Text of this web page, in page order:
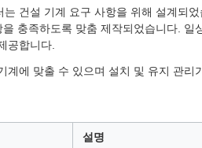
건설 기계 요구 사항을 위해 설계되
충족하도록 맞춤 제작되었습니다.
공합니다.
계에 맞출 수 있으며 설치 및 유지 관
설명